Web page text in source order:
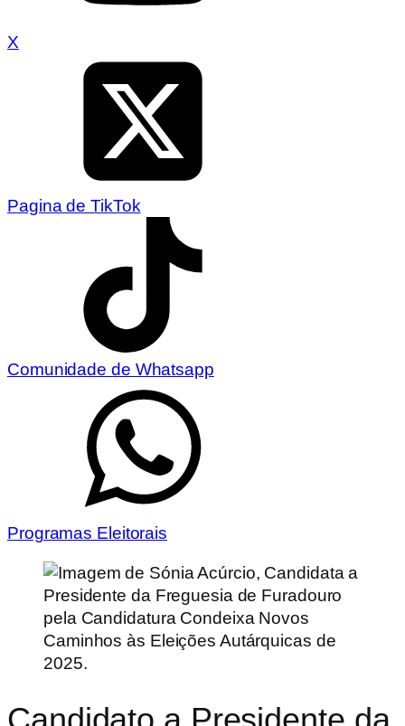
X
Pagina de TikTok
Comunidade de Whatsapp
Programas Eleitorais